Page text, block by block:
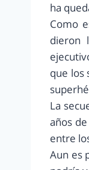
ha
Como
dieron
que los
La
años
entre
Aun es